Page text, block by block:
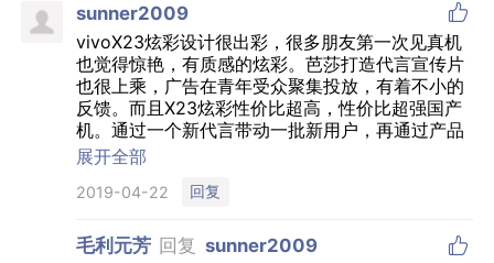
sunner2009 
vivoX23炫彩设计很出彩，很多朋友第一次见真机
也觉得惊艳，有质感的炫彩。芭莎打造代言宣传片
也很上乘，广告在青年受众聚集投放，有着不小的
反馈。而且X23炫彩性价比超高，性价比超强国产
机。通过一个新代言带动一批新用户，再通过产品
锁定用户，这波双向品牌效应，很棒。
展开全部
2019-04-22 回复
毛利元芳 回复 sunner2009 